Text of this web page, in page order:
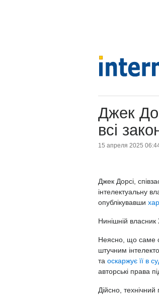
Джек
всі
15 апреля 2025
Джек Дорсі,
інтелектуальну
опублікувавши
Нинішній власник
Неясно, що саме
штучним
та оскаржує її в
авторські права
Дійсно, технічний